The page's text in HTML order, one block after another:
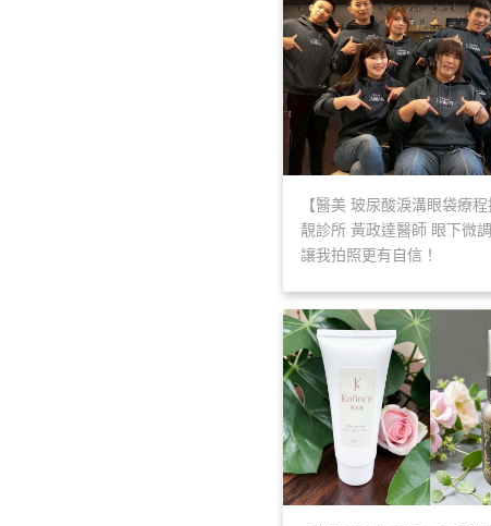
【醫美 玻尿酸淚溝眼袋療
靚診所 黃政達醫師 眼下微調
讓我拍照更有自信！